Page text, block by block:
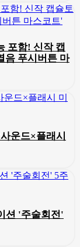
포함! 신작 캡
음 푸시버튼 마
운드×플래시
션 '주술회전'